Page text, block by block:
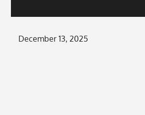
Posted
December 13, 2025